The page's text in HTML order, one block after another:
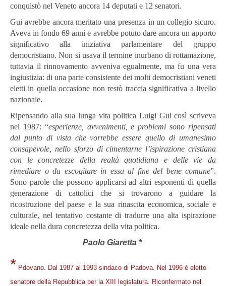
conquistò nel Veneto ancora 14 deputati e 12 senatori.
Gui avrebbe ancora meritato una presenza in un collegio sicuro.
Aveva in fondo 69 anni e avrebbe potuto dare ancora un apporto
significativo alla iniziativa parlamentare del gruppo
democristiano. Non si usava il termine inurbano di rottamazione,
tuttavia il rinnovamento avveniva egualmente, ma fu una vera
ingiustizia: di una parte consistente dei molti democristiani veneti
eletti in quella occasione non restò traccia significativa a livello
nazionale.
Ripensando alla sua lunga vita politica Luigi Gui così scriveva
nel 1987: “esperienze, avvenimenti, e problemi sono ripensati
dal punto di vista che vorrebbe essere quello di umanesimo
consapevole, nello sforzo di cimentarne l’ispirazione cristiana
con le concretezze della realtà quotidiana e delle vie da
rimediare o da escogitare in essa al fine del bene comune”.
Sono parole che possono applicarsi ad altri esponenti di quella
generazione di cattolici che si trovarono a guidare la
ricostruzione del paese e la sua rinascita economica, sociale e
culturale, nel tentativo costante di tradurre una alta ispirazione
ideale nella dura concretezza della vita politica.
Paolo Giaretta *
* Pdovano. Dal 1987 al 1993 sindaco di Padova. Nel 1996 è eletto
senatore della Repubblica per la XIII legislatura. Riconfermato nel